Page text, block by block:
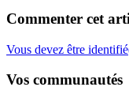
Commenter cet
Vous devez être
Vos communautés